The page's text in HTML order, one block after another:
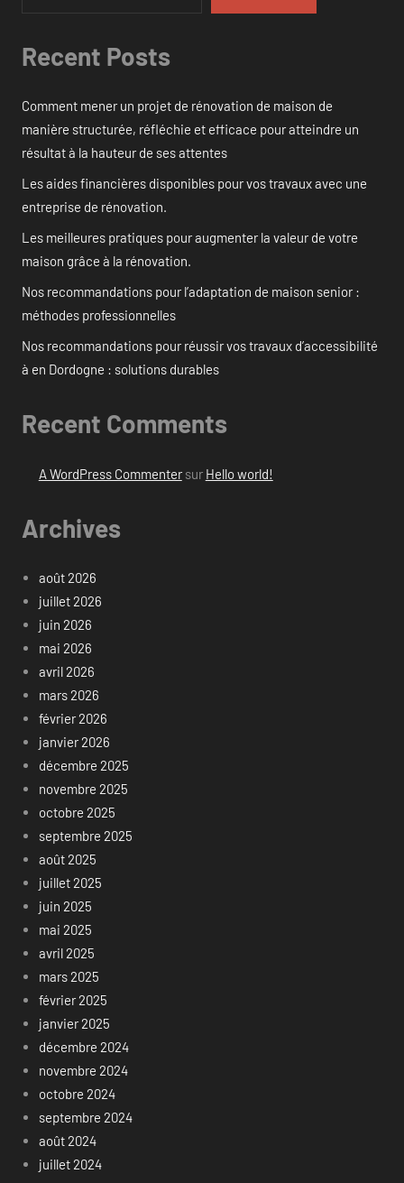
Recent Posts
Comment mener un projet de rénovation de maison de
manière structurée, réfléchie et efficace pour atteindre un
résultat à la hauteur de ses attentes
Les aides financières disponibles pour vos travaux avec une
entreprise de rénovation.
Les meilleures pratiques pour augmenter la valeur de votre
maison grâce à la rénovation.
Nos recommandations pour l’adaptation de maison senior :
méthodes professionnelles
Nos recommandations pour réussir vos travaux d’accessibilité
à en Dordogne : solutions durables
Recent Comments
A WordPress Commentersur Hello world!
Archives
août 2026
juillet 2026
juin 2026
mai 2026
avril 2026
mars 2026
février 2026
janvier 2026
décembre 2025
novembre 2025
octobre 2025
septembre 2025
août 2025
juillet 2025
juin 2025
mai 2025
avril 2025
mars 2025
février 2025
janvier 2025
décembre 2024
novembre 2024
octobre 2024
septembre 2024
août 2024
juillet 2024